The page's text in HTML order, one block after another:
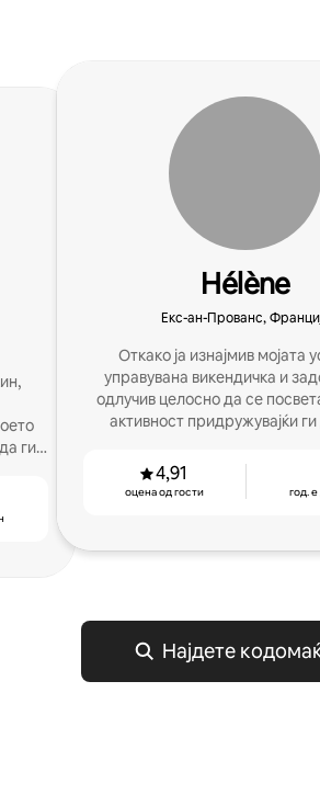
ги
Hélène
Екс-ан-Прованс,
Откако ја изнајмив мојата
управувана викендичка и
одлучив целосно да се
активност придружувајќи
4,91
оцена од гости год.
Најдете